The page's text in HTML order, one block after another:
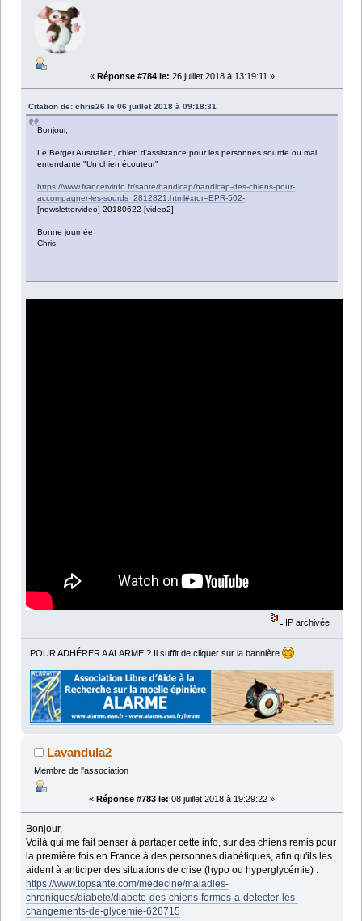
« Réponse #784 le: 26 juillet 2018 à 13:19:11 »
Citation de: chris26 le 06 juillet 2018 à 09:18:31
Bonjour,
Le Berger Australien, chien d'assistance pour les personnes sourde ou mal
entendante "Un chien écouteur"
https://www.francetvinfo.fr/sante/handicap/handicap-des-chiens-pour-
accompagner-les-sourds_2812821.html#xtor=EPR-502-
[newslettervideo]-20180622-[video2]
Bonne journée
Chris
IP archivée
POUR ADHÉRER A ALARME ? Il suffit de cliquer sur la bannière
Lavandula2
Membre de l'association
« Réponse #783 le: 08 juillet 2018 à 19:29:22 »
Bonjour,
Voilà qui me fait penser à partager cette info, sur des chiens remis pour
la première fois en France à des personnes diabétiques, afin qu'ils les
aident à anticiper des situations de crise (hypo ou hyperglycémie) :
https://www.topsante.com/medecine/maladies-
chroniques/diabete/diabete-des-chiens-formes-a-detecter-les-
changements-de-glycemie-626715